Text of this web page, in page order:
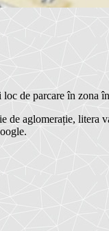
loc de parcare în zona
de aglomerație, litera